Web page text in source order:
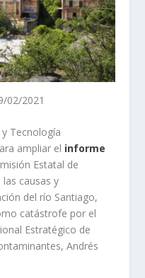
02/2021
Tecnología
ampliar el informe
Estatal de
causas y
del río Santiago,
catástrofe por el
Estratégico de
Andrés